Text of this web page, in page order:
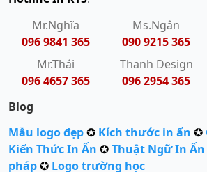
Mr.Nghĩa
096 9841 365
Ms.Ngân
090 9215 365
Mr.Thái
096 4657 365
Thanh Design
096 2954 365
Blog
Mẫu logo đẹp✪ Kích thước in ấn ✪
Kiến Thức In Ấn ✪Thuật Ngữ In Ấn
pháp✪ Logo trường học